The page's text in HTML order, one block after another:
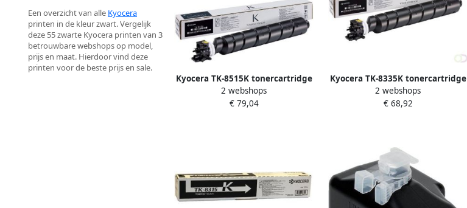
Een overzicht van alle Kyocera
printen in de kleur zwart. Vergelijk
deze 55 zwarte Kyocera printen van 3
betrouwbare webshops op model,
prijs en maat. Hierdoor vind deze
printen voor de beste prijs en sale.
Kyocera TK-8515K tonercartridge
1 stuk(s) Origineel Zwart
(1T02ND0NL0)
2 webshops
€ 79,04
Kyocera TK-8335K tonercartridge
1 stuk(s) Origineel Zwart
(1T02RL0NL0)
2 webshops
€ 68,92